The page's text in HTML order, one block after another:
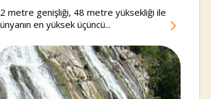
metre genişliği, 48 metre yüksekliği ile
en yüksek üçüncü...